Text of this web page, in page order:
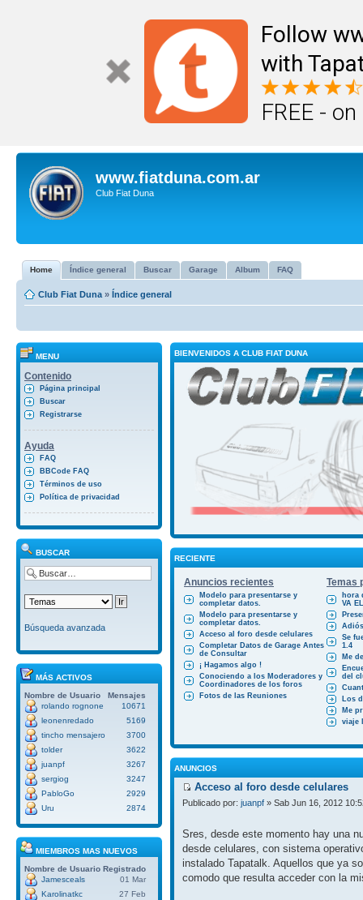
Follow
with
FREE -
www.fiatduna.com.ar
Club Fiat Duna
Home Índice general Buscar Garage Album FAQ
Club Fiat Duna » Índice general
MENU
Contenido
Página principal
Buscar
Registrarse
Ayuda
FAQ
BBCode FAQ
Términos de uso
Política de privacidad
BUSCAR
Búsqueda avanzada
MÁS ACTIVOS
Nombre de Usuario
Mensajes
rolando rognone
10671
leonenredado
5169
tincho mensajero
3700
tolder
3622
juanpf
3267
sergiog
3247
PabloGo
2929
Uru
2874
MIEMBROS MAS NUEVOS
Nombre de Usuario Registrado
Jamesceals
01 Mar
Karolinatkc
27 Feb
BIENVENIDOS A CLUB FIAT DUNA
RECIENTE
Anuncios recientes Temas
Modelo para presentarse y
completar datos.
Modelo para presentarse y
completar datos.
Acceso al foro desde celulares
Completar Datos de Garage Antes
de Consultar
¡ Hagamos algo !
Conociendo a los Moderadores y
Coordinadores de los foros
Fotos de las Reuniones
hora
VA
Se
1.4
Me
del
Los
Me
viaje
ANUNCIOS
Acceso al foro desde celulares
Publicado por: juanpf » Sab Jun 16, 2012
Sres, desde este momento hay una
desde celulares, con sistema
instalado Tapatalk. Aquellos que ya
comodo que resulta acceder con la